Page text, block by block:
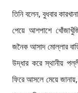
তিনি বলেন, বুধবার
পেয়ে আশপাশে
জনৈক আসাদ মোল্লার
উদ্ধার করে স্থানীয়
ফিরে আসলে মেয়ে জানায়,